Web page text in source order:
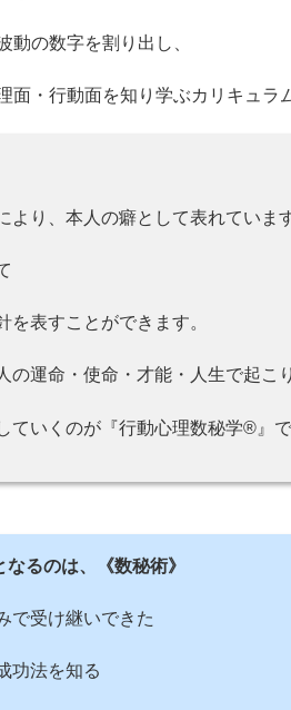
動の数字を割り出し、
面・行動面を知り学ぶカリキュラ
より、本人の癖として表れています
を表すことができます。
の運命・使命・才能・人生で起こ
ていくのが『行動心理数秘学®️』で
るのは、《数秘術》
で受け継いできた
功法を知る